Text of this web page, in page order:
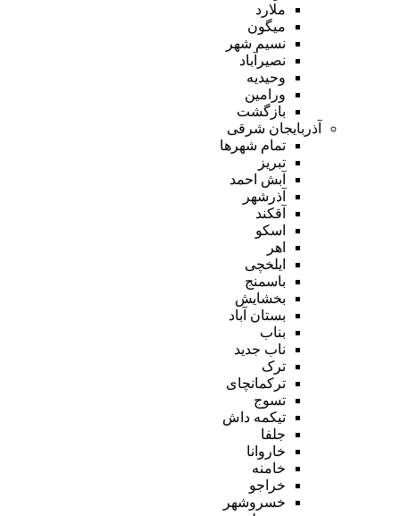
ملارد
میگون
نسیم شهر
نصیرآباد
وحیدیه
ورامین
بازگشت
آذربایجان شرقی
تمام شهر‌ها
تبریز
آبش احمد
آذرشهر
آقکند
اسکو
اهر
ایلخچی
باسمنج
بخشایش
بستان آباد
بناب
ناب جدید
ترک
ترکمانچای
تسوج
تیکمه داش
جلفا
خاروانا
خامنه
خراجو
خسروشهر